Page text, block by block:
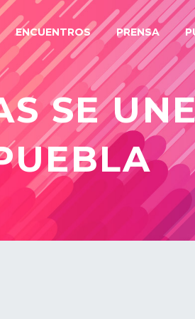
ENCUENTROS PRENSA
SE